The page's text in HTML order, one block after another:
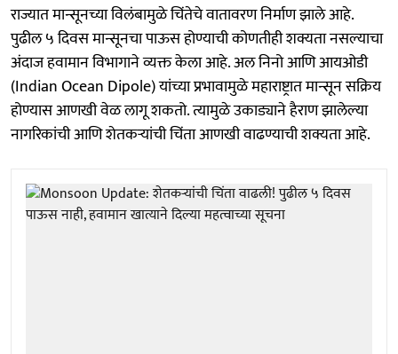
राज्यात मान्सूनच्या विलंबामुळे चिंतेचे वातावरण निर्माण झाले आहे.
पुढील ५ दिवस मान्सूनचा पाऊस होण्याची कोणतीही शक्यता नसल्याचा
अंदाज हवामान विभागाने व्यक्त केला आहे. अल निनो आणि आयओडी
(Indian Ocean Dipole) यांच्या प्रभावामुळे महाराष्ट्रात मान्सून सक्रिय
होण्यास आणखी वेळ लागू शकतो. त्यामुळे उकाड्याने हैराण झालेल्या
नागरिकांची आणि शेतकऱ्यांची चिंता आणखी वाढण्याची शक्यता आहे.